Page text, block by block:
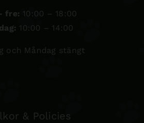
fre: 10:00 – 18:00
10:00 – 14:00
och Måndag stängt
& Policies